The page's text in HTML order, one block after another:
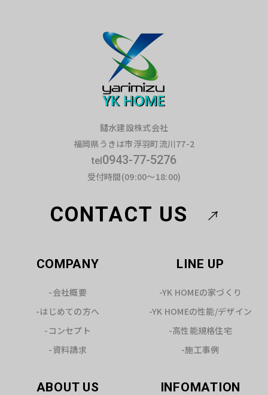
鑓水建設株式会社
福岡県うきは市浮羽町流川77-2
tel0943-77-5276
受付時間(09:00～18:00)
CONTACT US
COMPANY
-会社概要
-はじめての方へ
-コンセプト
-資料請求
LINE UP
-YK HOMEの家づくり
-YK HOMEの性能/デザイン
-高性能規格住宅
-施工事例
ABOUT US INFOMATION